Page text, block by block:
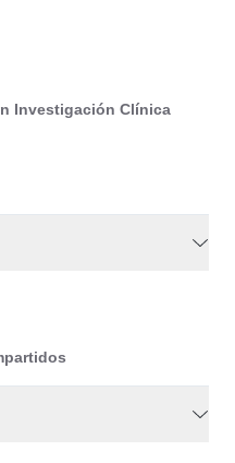
Investigación Clínica